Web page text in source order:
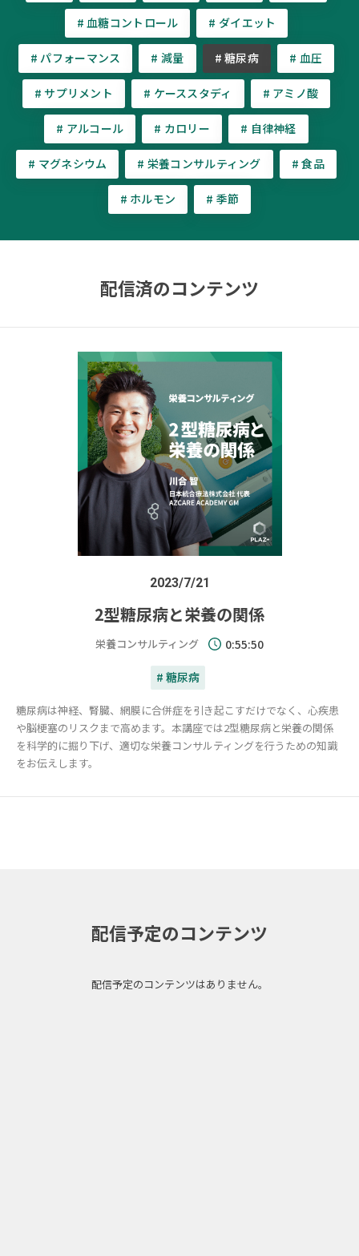
# 血糖コントロール # ダイエット
# パフォーマンス # 減量 # 糖尿病 # 血圧
# サプリメント # ケーススタディ # アミノ酸
# アルコール # カロリー # 自律神経
# マグネシウム # 栄養コンサルティング # 食品
# ホルモン # 季節
配信済のコンテンツ
2023/7/21
2型糖尿病と栄養の関係
栄養コンサルティング 0:55:50
# 糖尿病
糖尿病は神経、腎臓、網膜に合併症を引き起こすだけでなく、心疾患
や脳梗塞のリスクまで高めます。本講座では2型糖尿病と栄養の関係
を科学的に掘り下げ、適切な栄養コンサルティングを行うための知識
をお伝えします。
配信予定のコンテンツ
配信予定のコンテンツはありません。